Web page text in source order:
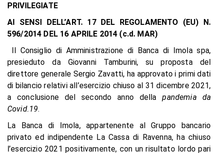
PRIVILEGIATE
AI SENSI DELL’ART. 17 DEL REGOLAMENTO (EU) N.
596/2014 DEL 16 APRILE 2014 (c.d. MAR)
Il Consiglio di Amministrazione di Banca di Imola spa,
presieduto da Giovanni Tamburini, su proposta del
direttore generale Sergio Zavatti, ha approvato i primi dati
di bilancio relativi all’esercizio chiuso al 31 dicembre 2021,
a conclusione del secondo anno dellapandemia da
Covid.19.
La Banca di Imola, appartenente al Gruppo bancario
privato ed indipendente La Cassa di Ravenna, ha chiuso
l’esercizio 2021 positivamente, con un risultato lordo pari